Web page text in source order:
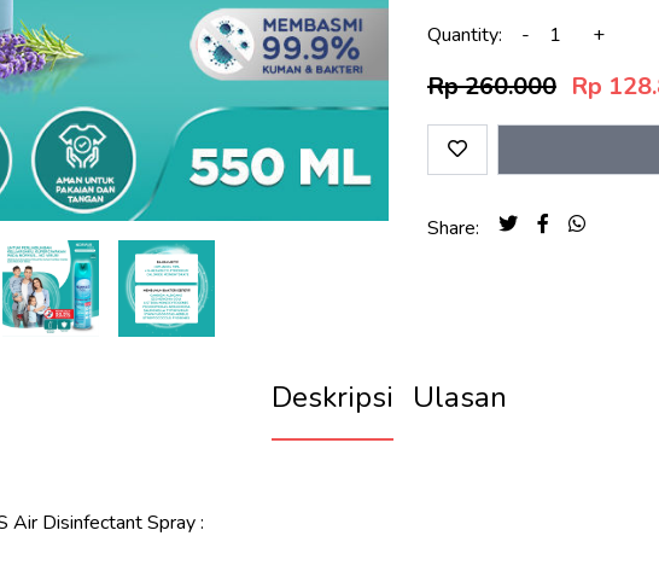
Quantity: - +
Rp 260.000 Rp
Share:
Deskripsi Ulasan
Air Disinfectant Spray :